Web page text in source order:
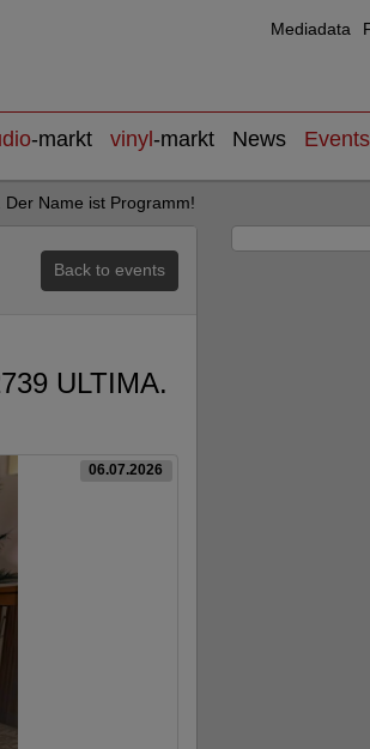
Mediadata
-markt vinyl -markt News Events
Name ist Programm!
Back to events
ULTIMA.
06.07.2026